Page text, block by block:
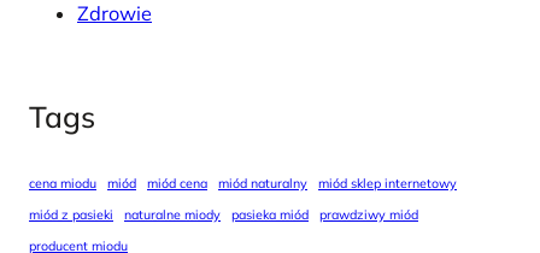
Zdrowie
Tags
cena miodu miód miód cena miód naturalny
miód sklep internetowy
miód z pasieki
naturalne miody pasieka miód
prawdziwy miód
producent miodu